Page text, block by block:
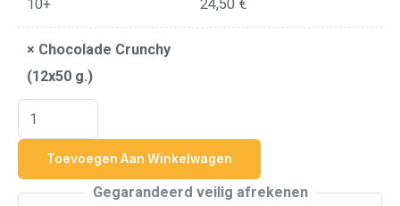
10+ 24,50 €
× Chocolade Crunchy
(12x50 g.)
Toevoegen Aan Winkelwagen
Gegarandeerd veilig afrekenen